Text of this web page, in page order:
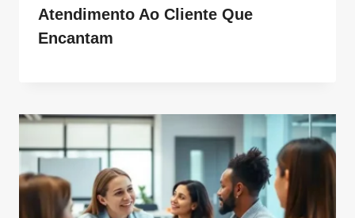
Atendimento Ao Cliente Que
Encantam